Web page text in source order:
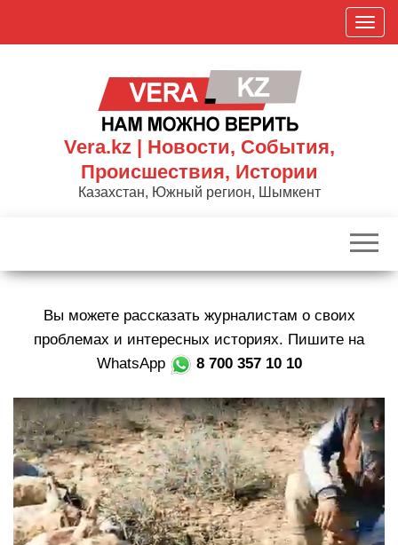
П
о
к
р
в
и
г
а
и
ю
Vera.kz | Новости, События,
Происшествия, Истории
Казахстан, Южный регион, Шымкент
Вы можете рассказать журналистам о своих
проблемах и интересных историях. Пишите на
WhatsApp
8 700 357 10 10